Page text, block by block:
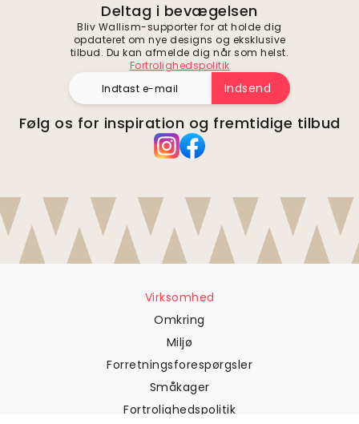
Deltag i bevægelsen
Bliv Wallism-supporter for at holde dig
opdateret om nye designs og eksklusive
tilbud. Du kan afmelde dig når som helst.
Fortrolighedspolitik
Indsend
Følg os for inspiration og fremtidige tilbud
Virksomhed
Omkring
Miljø
Forretningsforespørgsler
Småkager
Fortrolighedspolitik